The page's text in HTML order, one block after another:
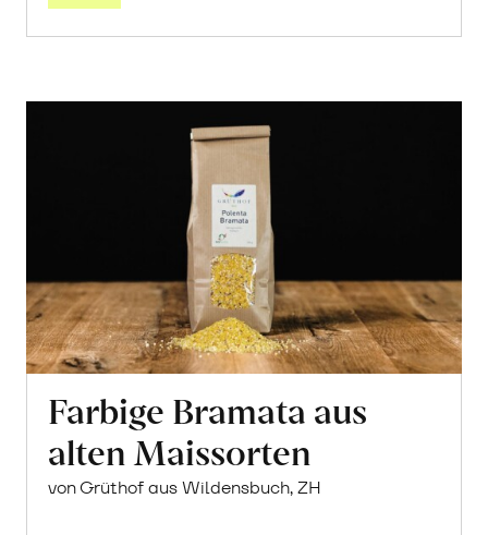
Farbige Bramata aus
alten Maissorten
von Grüthof aus Wildensbuch, ZH